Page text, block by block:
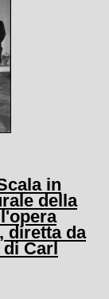
in
della
diretta da
Carl